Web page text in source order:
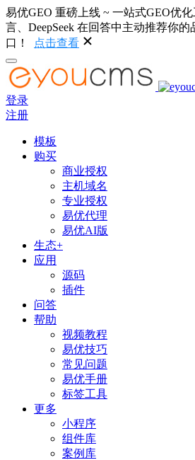
易优GEO 重磅上线 ~ 一站式GEO优
言、DeepSeek 在回答中主动推荐你
口！
点击查看
登录
注册
模板
购买
商业授权
主机域名
专业授权
易优代理
易优AI版
生态+
应用
源码
插件
问答
帮助
视频教程
易优技巧
常见问题
易优手册
标签工具
更多
小程序
组件库
案例库